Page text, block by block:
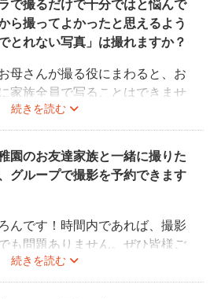
で撮るだけで十分ではと悩んで
ら撮ってよかったと思えるよう
とれない写真」は撮れますか？
続きを読む
母さんが撮る役にまわると、お
家族全員で写ることはできませ
機材や構図ならではのクオリテ
。
後に見返して、撮ってよかっ
ただける写真をお届けします。
園のお友達家族と一緒に撮りた
グループで撮影を予約できます
続きを読む
んです！時間内であれば、撮影
も問題ありません。ぜひ皆様ご
思い出を残してください。